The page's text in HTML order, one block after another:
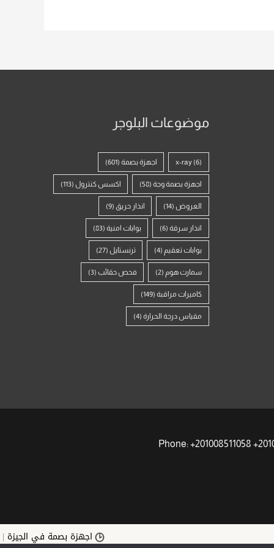
موضوعات البلوجر
x-ray (6) اجهزة بصمة (601)
اجهزة بصمة وجة(58) اكسس كنترول (113)
العروض(14) انذار حريق (9)
انذار سرقة(6) بوابات امنية (83)
بوابات تعقيم (4) ترنستايل (27)
سمارت هوم (2) فحص حقائب (3)
كاميرات مراقبة(149)
مقياس درجة الحرارة(4)
اجهزة بصمة في الجيزة |